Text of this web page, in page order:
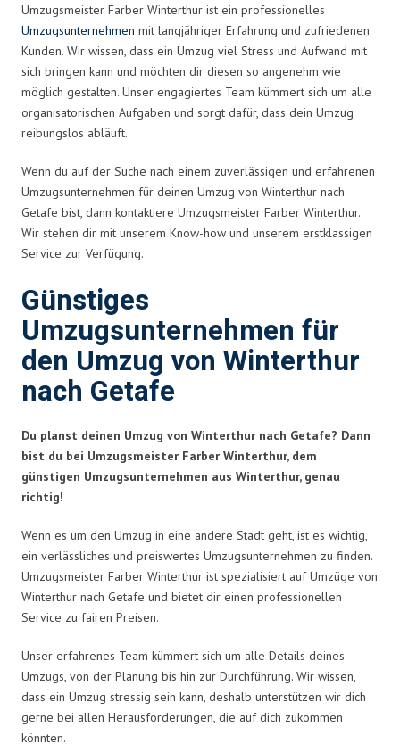
Umzugsmeister Farber Winterthur ist ein professionelles
Umzugsunternehmen mit langjähriger Erfahrung und zufriedenen
Kunden. Wir wissen, dass ein Umzug viel Stress und Aufwand mit
sich bringen kann und möchten dir diesen so angenehm wie
möglich gestalten. Unser engagiertes Team kümmert sich um alle
organisatorischen Aufgaben und sorgt dafür, dass dein Umzug
reibungslos abläuft.
Wenn du auf der Suche nach einem zuverlässigen und erfahrenen
Umzugsunternehmen für deinen Umzug von Winterthur nach
Getafe bist, dann kontaktiere Umzugsmeister Farber Winterthur.
Wir stehen dir mit unserem Know-how und unserem erstklassigen
Service zur Verfügung.
Günstiges
Umzugsunternehmen für
den Umzug von Winterthur
nach Getafe
Du planst deinen Umzug von Winterthur nach Getafe? Dann
bist du bei Umzugsmeister Farber Winterthur, dem
günstigen Umzugsunternehmen aus Winterthur, genau
richtig!
Wenn es um den Umzug in eine andere Stadt geht, ist es wichtig,
ein verlässliches und preiswertes Umzugsunternehmen zu finden.
Umzugsmeister Farber Winterthur ist spezialisiert auf Umzüge von
Winterthur nach Getafe und bietet dir einen professionellen
Service zu fairen Preisen.
Unser erfahrenes Team kümmert sich um alle Details deines
Umzugs, von der Planung bis hin zur Durchführung. Wir wissen,
dass ein Umzug stressig sein kann, deshalb unterstützen wir dich
gerne bei allen Herausforderungen, die auf dich zukommen
könnten.